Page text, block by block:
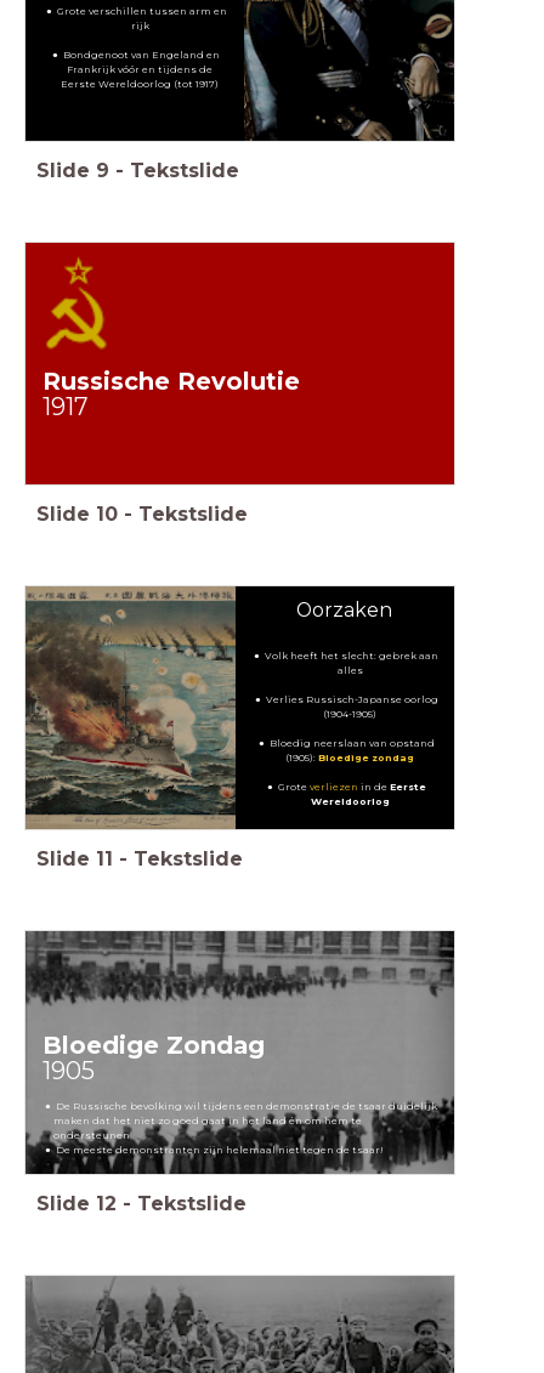
Grote verschillen tussen arm en
rijk
Bondgenoot van Engeland en
Frankrijk vóór en tijdens de
Eerste Wereldoorlog (tot 1917)
Slide 9 - Tekstslide
Russische Revolutie
1917
Slide 10 - Tekstslide
Oorzaken
Volk heeft het slecht: gebrek aan
alles
Verlies Russisch-Japanse oorlog
(1904-1905)
Bloedig neerslaan van opstand
(1905):Bloedige zondag
Grote verliezen in de Eerste
Wereldoorlog
Slide 11 - Tekstslide
Bloedige Zondag
1905
De Russische bevolking wil tijdens een demonstratie de tsaar duidelijk
maken dat het niet zo goed gaat in het land én om hem te
ondersteunen
De meeste demonstranten zijn helemaal niet tegen de tsaar!
Slide 12 - Tekstslide